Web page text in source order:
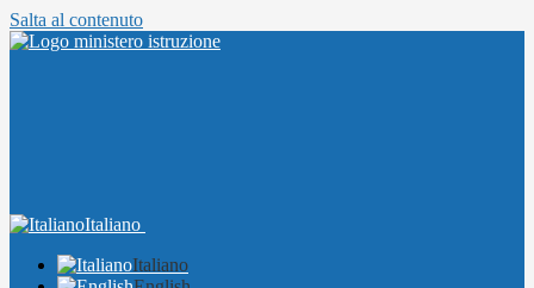
Salta al contenuto
Italiano
Italiano